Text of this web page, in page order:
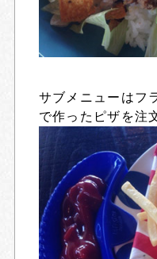
サブメニューはフ
で作ったピザを注